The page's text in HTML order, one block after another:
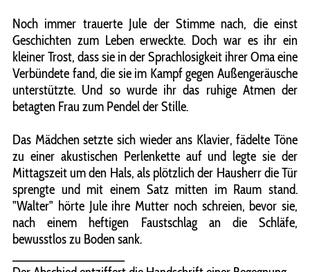
Noch immer trauerte Jule der Stimme nach, die einst
Geschichten zum Leben erweckte. Doch war es ihr ein
kleiner Trost, dass sie in der Sprachlosigkeit ihrer Oma eine
Verbündete fand, die sie im Kampf gegen Außengeräusche
unterstützte. Und so wurde ihr das ruhige Atmen der
betagten Frau zum Pendel der Stille.
Das Mädchen setzte sich wieder ans Klavier, fädelte Töne
zu einer akustischen Perlenkette auf und legte sie der
Mittagszeit um den Hals, als plötzlich der Hausherr die Tür
sprengte und mit einem Satz mitten im Raum stand.
"Walter" hörte Jule ihre Mutter noch schreien, bevor sie,
nach einem heftigen Faustschlag an die Schläfe,
bewusstlos zu Boden sank.